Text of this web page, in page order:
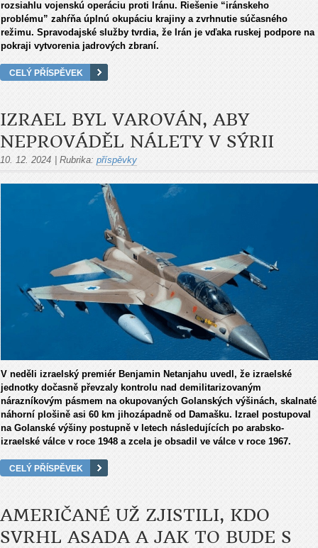
rozsiahlu vojenskú operáciu proti Iránu. Riešenie “iránskeho
problému” zahŕňa úplnú okupáciu krajiny a zvrhnutie súčasného
režimu. Spravodajské služby tvrdia, že Irán je vďaka ruskej podpore na
pokraji vytvorenia jadrových zbraní.
CELÝ PŘÍSPĚVEK
IZRAEL BYL VAROVÁN, ABY
NEPROVÁDĚL NÁLETY V SÝRII
10. 12. 2024 Rubrika: příspěvky
V neděli izraelský premiér Benjamin Netanjahu uvedl, že izraelské
jednotky dočasně převzaly kontrolu nad demilitarizovaným
nárazníkovým pásmem na okupovaných Golanských výšinách, skalnaté
náhorní plošině asi 60 km jihozápadně od Damašku. Izrael postupoval
na Golanské výšiny postupně v letech následujících po arabsko-
izraelské válce v roce 1948 a zcela je obsadil ve válce v roce 1967.
CELÝ PŘÍSPĚVEK
AMERIČANÉ UŽ ZJISTILI, KDO
SVRHL ASADA A JAK TO BUDE S